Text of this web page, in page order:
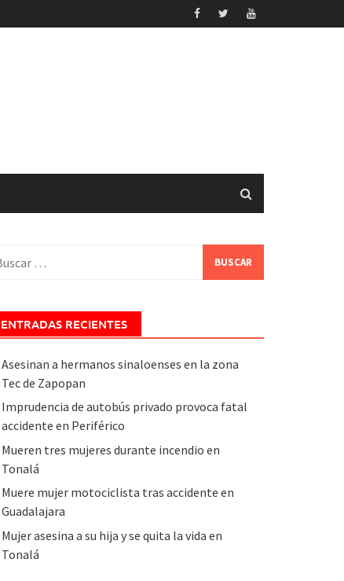
ENTRADAS RECIENTES
Asesinan a hermanos sinaloenses en la zona
Tec de Zapopan
Imprudencia de autobús privado provoca fatal
accidente en Periférico
Mueren tres mujeres durante incendio en
Tonalá
Muere mujer motociclista tras accidente en
Guadalajara
Mujer asesina a su hija y se quita la vida en
Tonalá